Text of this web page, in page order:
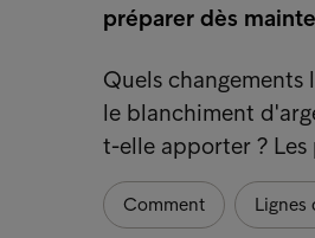
préparer dès
Quels changements
le blanchiment
t-elle apporter ?
Comment Lignes